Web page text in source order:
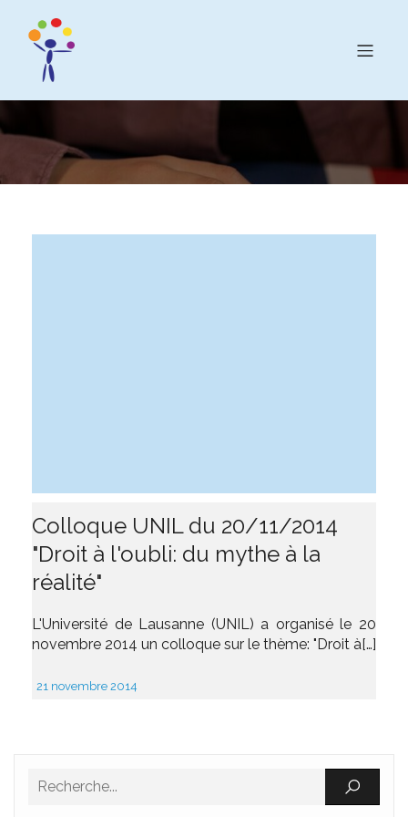
Colloque UNIL du 20/11/2014
"Droit à l'oubli: du mythe à la
réalité"
L'Université de Lausanne (UNIL) a organisé le 20
novembre 2014 un colloque sur le thème: "Droit à[…]
21 novembre 2014